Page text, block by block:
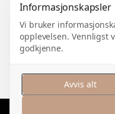
MELD
Meld deg på og
holder vi deg
Informasjonskapsler
Vi bruker
opplevelsen. Vennligst
godkjenne.
Avvis alt